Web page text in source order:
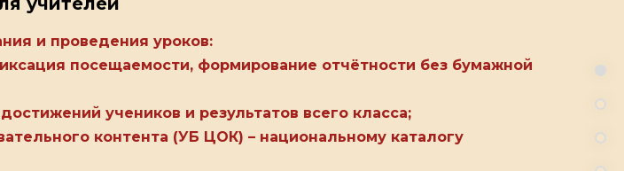
и проведения уроков:
посещаемости, формирование отчётности без бумажной
учеников и результатов всего класса;
контента (УБ ЦОК) – национальному каталогу